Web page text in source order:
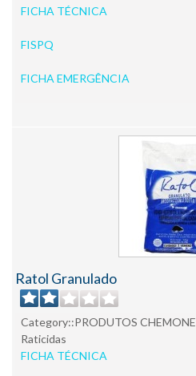
FICHA TÉCNICA
FISPQ
FICHA EMERGÊNCIA
Ratol Granulado
Category::PRODUTOS CHEMONE
Raticidas
FICHA TÉCNICA